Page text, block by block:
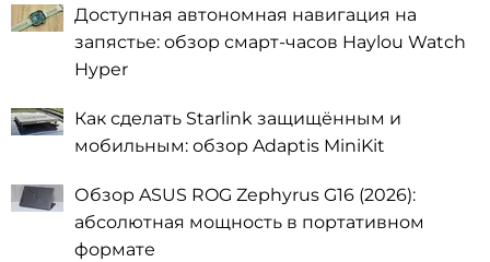
Доступная автономная навигация на
запястье: обзор смарт-часов Haylou Watch
Hyper
Как сделать Starlink защищённым и
мобильным: обзор Adaptis MiniKit
Обзор ASUS ROG Zephyrus G16 (2026):
абсолютная мощность в портативном
формате